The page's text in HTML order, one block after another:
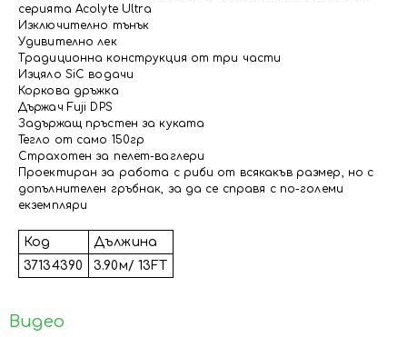
серията Acolyte Ultra
Изключително тънък
Удивително лек
Традиционна конструкция от три части
Изцяло SiC водачи
Коркова дръжка
Държач Fuji DPS
Задържащ пръстен за куката
Тегло от само 150гр
Страхотен за пелет-ваглери
Проектиран за работа с риби от всякакъв размер, но с
допълнителен гръбнак, за да се справя с по-големи
екземпляри
Код
Дължина
37134390
3.90м/ 13FT
Видео